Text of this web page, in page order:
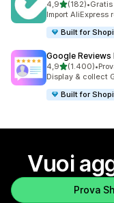
4,9stelle su 5
(182)
182 recensioni
•Gratis
Import AliExpress
Built for
Google Reviews
4,9stelle su 5
(1.400)
1400 recensioni
•
Display & collect
Built for
Vuoi
Prova